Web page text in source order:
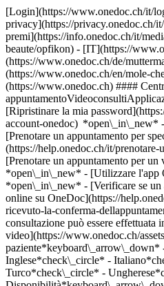
[Login](https://www.onedoc.ch/it/
privacy](https://privacy.onedoc.ch/
premi](https://info.onedoc.ch/it/
beaute/opfikon) - [IT](https://
(https://www.onedoc.ch/de/
(https://www.onedoc.ch/en/mole-
(https://www.onedoc.ch) ####
[Ripristinare la mia
account-onedoc) *open\_in\_new*
[Prenotare un appuntamento per
(https://help.onedoc.ch/it/
[Prenotare un appuntamento per
*open\_in\_new* - [Utilizzare l'app
*open\_in\_new* - [Verificare se un appuntamento è confermato](https://help.onedoc.ch/it/verificare-se-un-appuntamento-%C3%A8-confermato) *open\_in\_new* - [Annullare un appuntamento prenotato online su OneDoc](https://help.onedoc.ch/it/annullare-un-appuntamento-prenotato-online-su-onedoc) *open\_in\_new* - [Non ho ricevuto la conferma dell'appuntamento](https://help.onedoc.ch/it/non-ho-ricevuto-la-conferma-dellappuntamento) *open\_in\_new* [Vedi tutti i nostri articoli *open\_in\_new*](https://help.onedoc.ch/it/) close ## Modifica la ricerca ![Casa con segno più che indica che la consultazione può essere effettuata in sede](https://www.onedoc.ch/assets/images/icons/on-site.svg) In loco ![Fotocamera con simbolo play che indica che la consultazione può essere effettuata a distanza in video](https://www.onedoc.ch/assets/images/icons/remote.svg) A distanza Cerca #### Specialità #### Professionisti #### Istituti edit Controllo dei nei a